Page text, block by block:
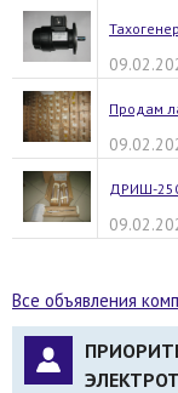
Продам
ДРИШ-
Все объявления